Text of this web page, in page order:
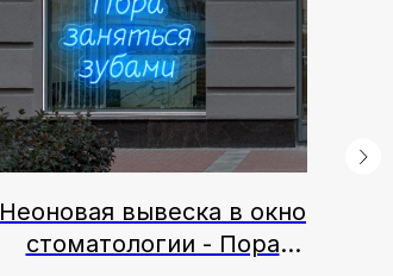
Неоновая вывеска в окно
стоматологии - Пора